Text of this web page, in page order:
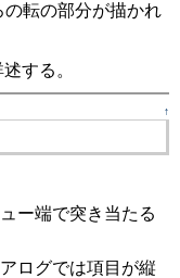
転の部分が描かれ
する。
↑
ー端で突き当たる
ログでは項目が縦